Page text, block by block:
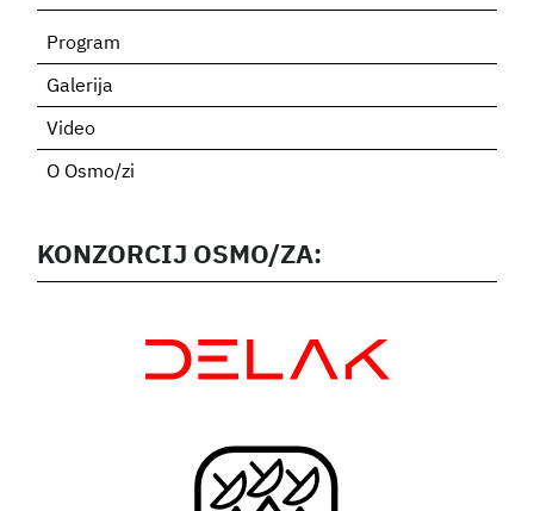
Program
Galerija
Video
O Osmo/zi
KONZORCIJ OSMO/ZA: